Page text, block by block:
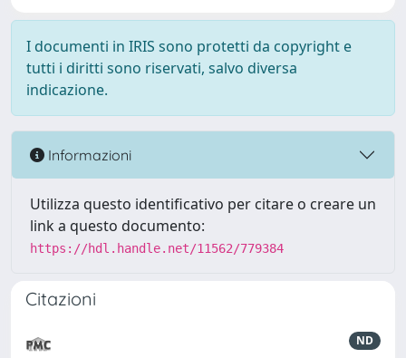
I documenti in IRIS sono protetti da copyright e
tutti i diritti sono riservati, salvo diversa
indicazione.
Informazioni
Utilizza questo identificativo per citare o creare un
link a questo documento:
https://hdl.handle.net/11562/779384
Citazioni
ND